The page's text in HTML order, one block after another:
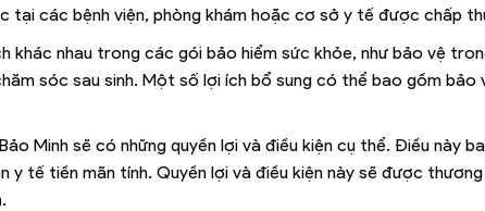
tại các bệnh viện, phòng khám hoặc cơ sở y tế được chấp
khác nhau trong các gói bảo hiểm sức khỏe, như bảo vệ
sóc sau sinh. Một số lợi ích bổ sung có thể bao gồm bảo
Minh sẽ có những quyền lợi và điều kiện cụ thể. Điều này
y tế tiền mãn tính. Quyền lợi và điều kiện này sẽ được